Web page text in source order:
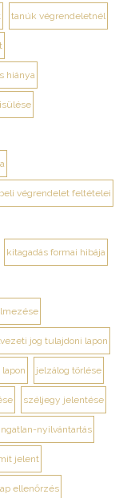
tanúk végrendeletnél
hiánya
végrendelet feltételei
kitagadás formai hibája
jog tulajdoni lapon
jelzálog törlése
széljegy jelentése
ingatlan-nyilvántartás
jelent
ellenőrzés